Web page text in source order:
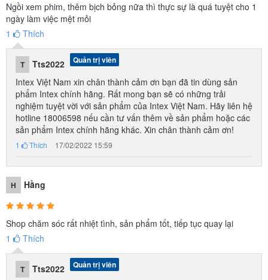
Ngồi xem phim, thêm bịch bỏng nữa thì thực sự là quá tuyệt cho 1
ngày làm việc mệt mỏi
1
Thích
T Tts2022 Quản trị viên
Intex Việt Nam xin chân thành cảm ơn bạn đã tin dùng sản
phẩm Intex chính hãng. Rất mong bạn sẽ có những trải
nghiệm tuyệt vời với sản phẩm của Intex Việt Nam. Hãy liên hệ
hotline 18006598 nếu cần tư vấn thêm về sản phẩm hoặc các
sản phẩm Intex chính hãng khác. Xin chân thành cảm ơn!
1 Thích 17/02/2022 15:59
H Hằng
Shop chăm sóc rất nhiệt tình, sản phẩm tốt, tiếp tục quay lại
1
Thích
T Tts2022 Quản trị viên